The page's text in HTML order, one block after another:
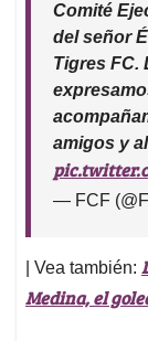
Comité
del señor
Tigres FC.
amigos y
— FCF
| Vea también:
Medina, el